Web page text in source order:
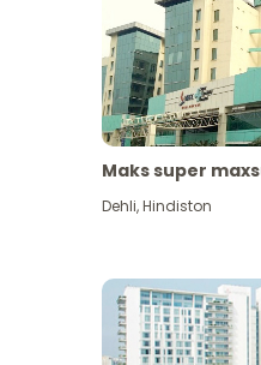
Maks super
Dehli,Hindiston